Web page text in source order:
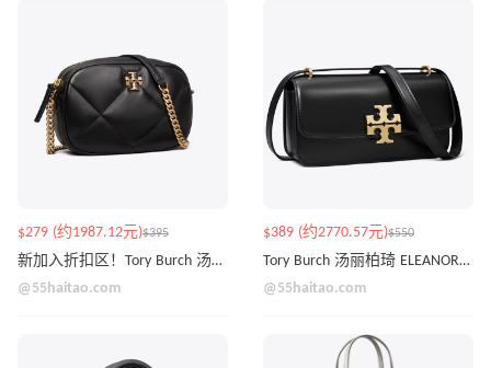
$279 (约1987.12元)$395
新加入折扣区！Tory Burch 汤丽柏琦 KIRA DIAMOND 相机包
@55haitao.com
$389 (约2770.57元)$550
Tory Burch 汤丽柏琦 ELEANOR 横版金砖单肩包
@55haitao.com